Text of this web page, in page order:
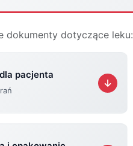
dokumenty dotyczące leku:
pacjenta